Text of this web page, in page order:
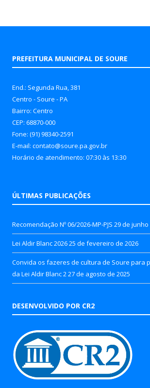
PREFEITURA MUNICIPAL DE SOURE
End.: Segunda Rua, 381
Centro - Soure - PA
Bairro: Centro
CEP: 68870-000
Fone: (91) 98340-2591
E-mail: contato@soure.pa.gov.br
Horário de atendimento: 07:30 às 13:30
ÚLTIMAS PUBLICAÇÕES
Recomendação Nº 06/2026-MP-PJS 29 de junho
Lei Aldir Blanc 202625 de fevereiro de 2026
Convida os fazeres de cultura de Soure para
da Lei Aldir Blanc 227 de agosto de 2025
DESENVOLVIDO POR CR2